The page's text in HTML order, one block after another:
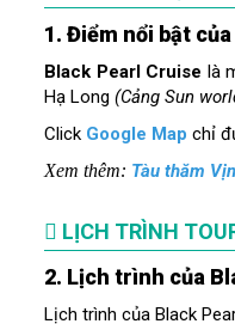
1. Điểm nổi bật
Black Pearl Cruise là
Hạ Long (Cảng Sun
Click Google Map chỉ
Xem thêm: Tàu thăm
LỊCH TRÌNH
2. Lịch trình của
Lịch trình của Black